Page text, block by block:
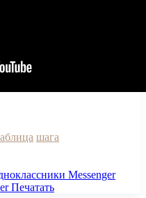
шага
Messenger
Печатать